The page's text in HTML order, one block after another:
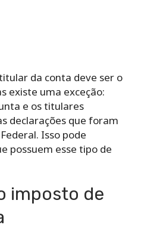
da conta deve ser o
existe uma exceção:
e os titulares
declarações que foram
Isso pode
possuem esse tipo de
imposto de